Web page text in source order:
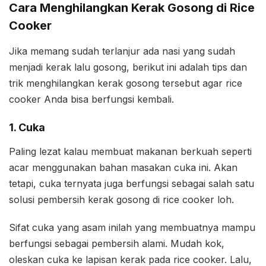
Cara Menghilangkan Kerak Gosong di Rice
Cooker
Jika memang sudah terlanjur ada nasi yang sudah
menjadi kerak lalu gosong, berikut ini adalah tips dan
trik menghilangkan kerak gosong tersebut agar rice
cooker Anda bisa berfungsi kembali.
1. Cuka
Paling lezat kalau membuat makanan berkuah seperti
acar menggunakan bahan masakan cuka ini. Akan
tetapi, cuka ternyata juga berfungsi sebagai salah satu
solusi pembersih kerak gosong di rice cooker loh.
Sifat cuka yang asam inilah yang membuatnya mampu
berfungsi sebagai pembersih alami. Mudah kok,
oleskan cuka ke lapisan kerak pada rice cooker. Lalu,